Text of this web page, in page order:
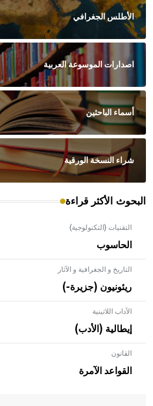
الأطلس الجغرافي
اصدارات الموسوعة العربية
أسماء الباحثين
شراء النسخة الورقية
البحوث الأكثر قراءة
التقنيات (التكنولوجية)
الحاسوب
التاريخ و الجغرافية و الآثار
ريئونيون (جزيرة-)
الآداب اللاتينية
إيطالية (الأدب)
القانون
القواعد الآمرة
- هل تعلم أن الأبلق نوع من الفنون
بالعمارة الإسلامية في بلاد
المعمار على بناء مداميكه وخاصة في